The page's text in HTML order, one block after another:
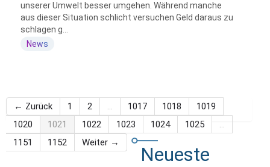
unserer Umwelt besser umgehen. Während manche
aus dieser Situation schlicht versuchen Geld daraus zu
schlagen g...
News
← Zurück 1 2 … 1017 1018
1019
1020
1021 1022 1023 1024 1025
…
1151
1152 Weiter →
Neueste